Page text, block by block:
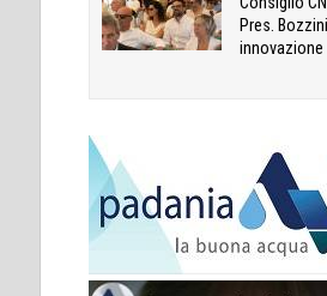
Pres.
innovazione